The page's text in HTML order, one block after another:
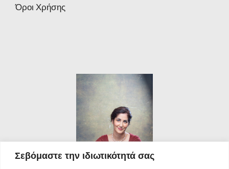
Σεβόμαστε την ιδιωτικότητά σας
Όροι Χρήσης